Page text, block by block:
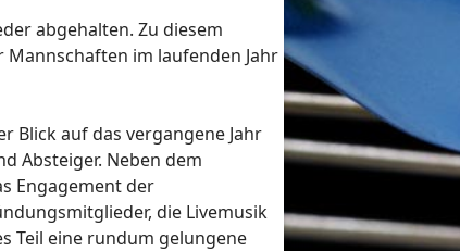
abgehalten. Zu diesem
im laufenden Jahr
Blick auf das vergangene Jahr
Absteiger. Neben dem
Engagement der
die Livemusik
Teil eine rundum gelungene